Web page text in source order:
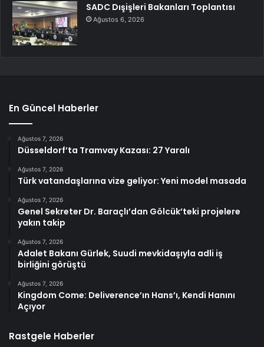
SADC Dışişleri Bakanları Toplantısı
Ağustos 6, 2026
En Güncel Haberler
Ağustos 7, 2026
Düsseldorf’ta Tramvay Kazası: 27 Yaralı
Ağustos 7, 2026
Türk vatandaşlarına vize geliyor: Yeni model masada
Ağustos 7, 2026
Genel Sekreter Dr. Baraçlı’dan Gölcük’teki projelere
yakın takip
Ağustos 7, 2026
Adalet Bakanı Gürlek, Suudi mevkidaşıyla adli iş
birliğini görüştü
Ağustos 7, 2026
Kingdom Come: Deliverence’ın Hans’ı, Kendi Hanını
Açıyor
Rastgele Haberler